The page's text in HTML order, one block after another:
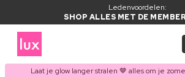
Ledenvoordelen:
SHOP ALLES MET DE
Laat je glow langer stralen 🤎 alles om je